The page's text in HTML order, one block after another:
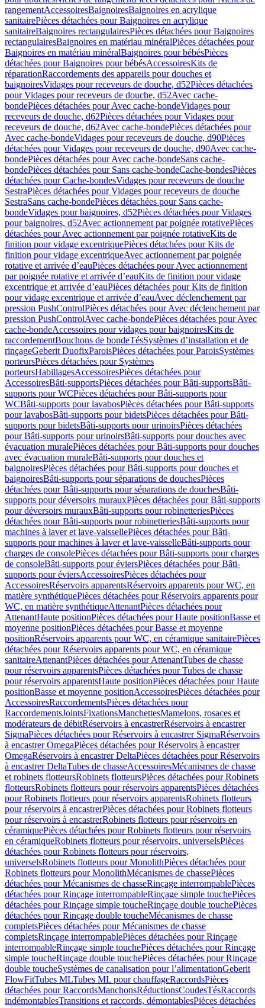
rangementAccessoiresBaignoiresBaignoires en acrylique
sanitairePièces détachées pour Baignoires en acrylique
sanitaireBaignoires rectangulairesPièces détachées pour Baignoires
rectangulairesBaignoires en matériau minéralPièces détachées pour
Baignoires en matériau minéralBaignoires pour bébésPièces
détachées pour Baignoires pour bébésAccessoiresKits de
réparationRaccordements des appareils pour douches et
baignoiresVidages pour receveurs de douche, d52Pièces détachées
pour Vidages pour receveurs de douche, d52Avec cache-
bondePièces détachées pour Avec cache-bondeVidages pour
receveurs de douche, d62Pièces détachées pour Vidages pour
receveurs de douche, d62Avec cache-bondePièces détachées pour
Avec cache-bondeVidages pour receveurs de douche, d90Pièces
détachées pour Vidages pour receveurs de douche, d90Avec cache-
bondePièces détachées pour Avec cache-bondeSans cache-
bondePièces détachées pour Sans cache-bondeCache-bondesPièces
détachées pour Cache-bondesVidages pour receveurs de douche
SestraPièces détachées pour Vidages pour receveurs de douche
SestraSans cache-bondePièces détachées pour Sans cache-
bondeVidages pour baignoires, d52Pièces détachées pour Vidages
pour baignoires, d52Avec actionnement par poignée rotativePièces
détachées pour Avec actionnement par poignée rotativeKits de
finition pour vidage excentriquePièces détachées pour Kits de
finition pour vidage excentriqueAvec actionnement par poignée
rotative et arrivée d’eauPièces détachées pour Avec actionnement
par poignée rotative et arrivée d’eauKits de finition pour vidage
excentrique et arrivée d’eauPièces détachées pour Kits de finition
pour vidage excentrique et arrivée d’eauAvec déclenchement par
pression PushControlPièces détachées pour Avec déclenchement par
pression PushControlAvec cache-bondePièces détachées pour Avec
cache-bondeAccessoires pour vidages pour baignoiresKits de
raccordementBouchons de bondeTésSystèmes d’installation et de
rinçageGeberit DuofixParoisPièces détachées pour ParoisSystèmes
porteursPièces détachées pour Systèmes
porteursHabillagesAccessoiresPièces détachées pour
AccessoiresBâti-supportsPièces détachées pour Bâti-supportsBâti-
supports pour WCPièces détachées pour Bâti-supports pour
WCBâti-supports pour lavabosPièces détachées pour Bâti-supports
pour lavabosBâti-supports pour bidetsPièces détachées pour Bâti-
supports pour bidetsBâti-supports pour urinoirsPièces détachées
pour Bâti-supports pour urinoirsBâti-supports pour douches avec
évacuation muralePièces détachées pour Bâti-supports pour douches
avec évacuation muraleBâti-supports pour douches et
baignoiresPièces détachées pour Bâti-supports pour douches et
baignoiresBâti-supports pour séparations de douchesPièces
détachées pour Bâti-supports pour séparations de douchesBâti-
supports pour déversoirs murauxPièces détachées pour Bâti-supports
pour déversoirs murauxBâti-supports pour robinetteriesPièces
détachées pour Bâti-supports pour robinetteriesBâti-supports pour
machines à laver et lave-vaissellePièces détachées pour Bâti-
supports pour machines à laver et lave-vaisselleBâti-supports pour
charges de consolePièces détachées pour Bâti-supports pour charges
de consoleBâti-supports pour éviersPièces détachées pour Bâti-
supports pour éviersAccessoiresPièces détachées pour
AccessoiresRéservoirs apparentsRéservoirs apparents pour WC, en
matière synthétiquePièces détachées pour Réservoirs apparents pour
WC, en matière synthétiqueAttenantPièces détachées pour
AttenantHaute positionPièces détachées pour Haute positionBasse et
moyenne positionPièces détachées pour Basse et moyenne
positionRéservoirs apparents pour WC, en céramique sanitairePièces
détachées pour Réservoirs apparents pour WC, en céramique
sanitaireAttenantPièces détachées pour AttenantTubes de chasse
pour réservoirs apparentsPièces détachées pour Tubes de chasse
pour réservoirs apparentsHaute positionPièces détachées pour Haute
positionBasse et moyenne positionAccessoiresPièces détachées pour
AccessoiresRaccordementsPièces détachées pour
RaccordementsJointsFixationsManchettesMamelons, rosaces et
modérateurs de débitRéservoirs à encastrerRéservoirs à encastrer
SigmaPièces détachées pour Réservoirs à encastrer SigmaRéservoirs
à encastrer OmegaPièces détachées pour Réservoirs à encastrer
OmegaRéservoirs à encastrer DeltaPièces détachées pour Réservoirs
à encastrer DeltaTubes de chasseAccessoiresMécanismes de chasse
et robinets flotteursRobinets flotteursPièces détachées pour Robinets
flotteursRobinets flotteurs pour réservoirs apparentsPièces détachées
pour Robinets flotteurs pour réservoirs apparentsRobinets flotteurs
pour réservoirs à encastrerPièces détachées pour Robinets flotteurs
pour réservoirs à encastrerRobinets flotteurs pour réservoirs en
céramiquePièces détachées pour Robinets flotteurs pour réservoirs
en céramiqueRobinets flotteurs pour réservoirs, universelsPièces
détachées pour Robinets flotteurs pour réservoirs,
universelsRobinets flotteurs pour MonolithPièces détachées pour
Robinets flotteurs pour MonolithMécanismes de chassePièces
détachées pour Mécanismes de chasseRinçage interrompablePièces
détachées pour Rinçage interrompableRinçage simple touchePièces
détachées pour Rinçage simple toucheRinçage double touchePièces
détachées pour Rinçage double toucheMécanismes de chasse
completsPièces détachées pour Mécanismes de chasse
completsRinçage interrompablePièces détachées pour Rinçage
interrompableRinçage simple touchePièces détachées pour Rinçage
simple toucheRinçage double touchePièces détachées pour Rinçage
double toucheSystèmes de canalisation pour l’alimentationGeberit
FlowFitTubes MLTubes ML pour chauffageRaccordsPièces
détachées pour RaccordsManchonsRéductionsCoudesTésRaccords
indémontablesTransitions et raccords, démontablesPièces détachées